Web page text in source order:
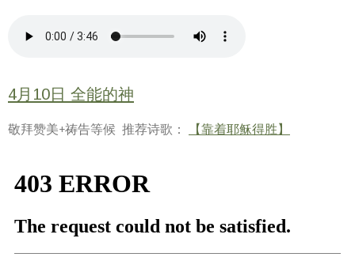
4月10日 全能的神
敬拜赞美+祷告等候 推荐诗歌： 【靠着耶稣得胜】